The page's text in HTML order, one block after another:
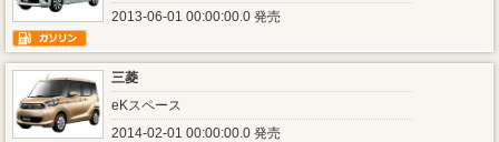
2013-06-01 00:00:00.0 発売
三菱
eKスペース
2014-02-01 00:00:00.0 発売